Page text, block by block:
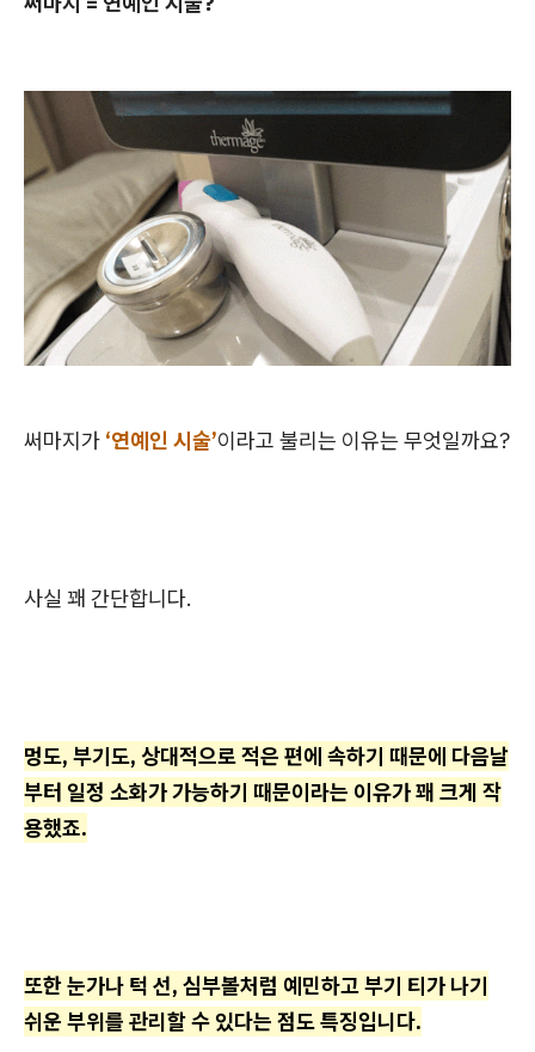
써마지가 ‘연예인 시술’이라고 불리는 이유는 무엇일까요?
사실 꽤 간단합니다.
멍도, 부기도, 상대적으로 적은 편에 속하기 때문에 다음날
부터 일정 소화가 가능하기 때문이라는 이유가 꽤 크게 작
용했죠.
또한 눈가나 턱 선, 심부볼처럼 예민하고 부기 티가 나기
쉬운 부위를 관리할 수 있다는 점도 특징입니다.